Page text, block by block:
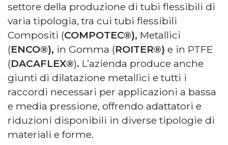
settore della produzione di tubi flessibili di
varia tipologia, tra cui tubi flessibili
Compositi (COMPOTEC®), Metallici
(ENCO®), in Gomma (ROITER®) e in PTFE
(DACAFLEX®). L’azienda produce anche
giunti di dilatazione metallici e tutti i
raccordi necessari per applicazioni a bassa
e media pressione, offrendo adattatori e
riduzioni disponibili in diverse tipologie di
materiali e forme.